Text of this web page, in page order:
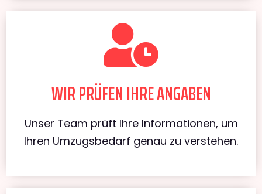
WIR PRÜFEN IHRE ANGABEN
Unser Team prüft Ihre Informationen, um
Ihren Umzugsbedarf genau zu verstehen.